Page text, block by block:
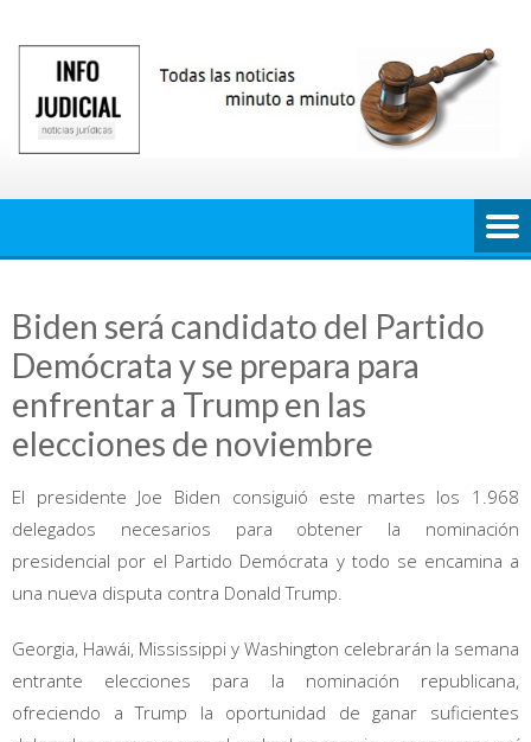
contenido
Biden será candidato del Partido
Demócrata y se prepara para
enfrentar a Trump en las
elecciones de noviembre
El presidente Joe Biden consiguió este martes los 1.968
delegados necesarios para obtener la nominación
presidencial por el Partido Demócrata y todo se encamina a
una nueva disputa contra Donald Trump.
Georgia, Hawái, Mississippi y Washington celebrarán la semana
entrante elecciones para la nominación republicana,
ofreciendo a Trump la oportunidad de ganar suficientes